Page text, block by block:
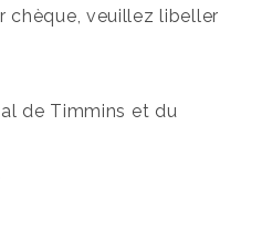
chèque, veuillez libeller
de Timmins et du